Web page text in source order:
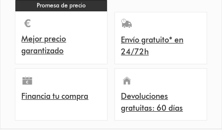
Promesa de precio
Mejor precio
garantizado
Envío gratuito* en
24/72h
Financia tu compra
Devoluciones
gratuitas: 60 días